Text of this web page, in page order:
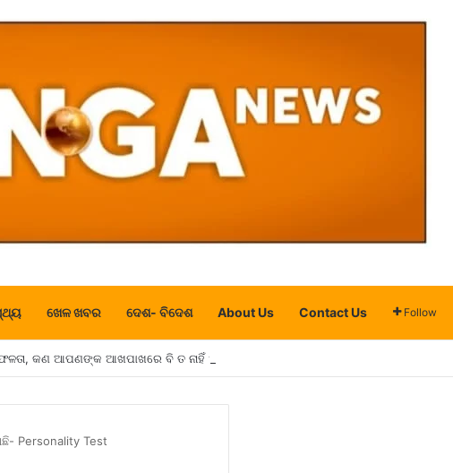
ଖେଳ ଖବର ଦେଶ- ବିଦେଶ About Us Contact Us Follow
କଣ ଆପଣଙ୍କ ଆଖପାଖରେ ବି ତ ନାହିଁ ଏହିଭଳି ଲୋକମାନେ
Personality Test